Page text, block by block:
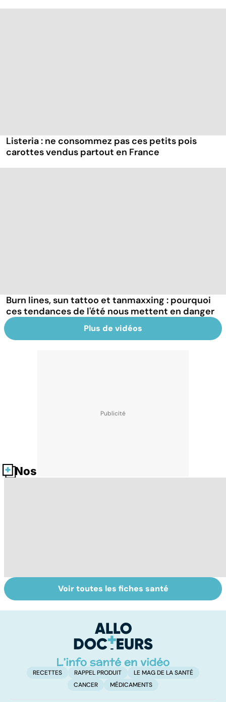
Listeria : ne consommez pas ces petits pois
carottes vendus partout en France
Burn lines, sun tattoo et tanmaxxing : pourquoi
ces tendances de l'été nous mettent en danger
Plus de vidéos
Nos fiches santé
Tout savoir sur
les infections
Inflammation des
amygdales : que
d'angine ?
Voir toutes les fiches santé
RECETTES RAPPEL PRODUIT
LE MAG DE LA SANTÉ
CANCER
MÉDICAMENTS